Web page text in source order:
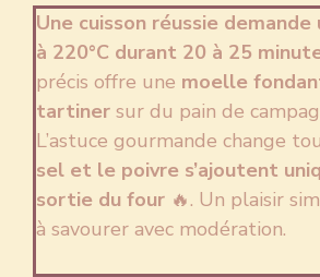
Une cuisson réussie demande
à 220°C durant 20 à 25
précis offre une moelle
tartiner sur du pain de
L’astuce gourmande change
sel et le poivre s’ajoutent
sortie du four 🔥. Un plaisir
à savourer avec modération.